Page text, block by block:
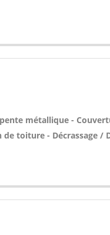
métallique -
toiture - Décrassage /